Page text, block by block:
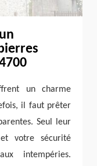
un charme
il faut prêter
Seul leur
votre sécurité
intempéries.